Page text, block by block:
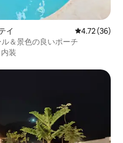
イ レビュー36
4.72 (36)
＆景色の良いポーチ
装